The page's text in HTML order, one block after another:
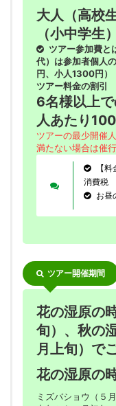
大人（高校
（小中学生
ツアー参加費と
代）は参加者個人
円、小人1300円）
ツアー料金の割引
6名様以上
人あたり
ツアーの最少開催
満たない場合は催
【
消費税
お昼
ツアー開催期間
花の湿原の
旬）、秋の
月上旬）で
花の湿原の
ミズバショウ（５